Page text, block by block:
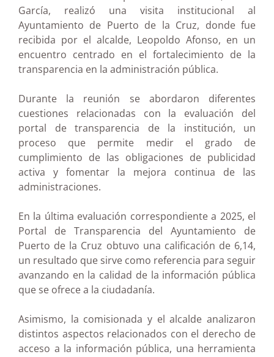
García, realizó una visita institucional al
Ayuntamiento de Puerto de la Cruz, donde fue
recibida por el alcalde, Leopoldo Afonso, en un
encuentro centrado en el fortalecimiento de la
transparencia en la administración pública.
Durante la reunión se abordaron diferentes
cuestiones relacionadas con la evaluación del
portal de transparencia de la institución, un
proceso que permite medir el grado de
cumplimiento de las obligaciones de publicidad
activa y fomentar la mejora continua de las
administraciones.
En la última evaluación correspondiente a 2025, el
Portal de Transparencia del Ayuntamiento de
Puerto de la Cruz obtuvo una calificación de 6,14,
un resultado que sirve como referencia para seguir
avanzando en la calidad de la información pública
que se ofrece a la ciudadanía.
Asimismo, la comisionada y el alcalde analizaron
distintos aspectos relacionados con el derecho de
acceso a la información pública, una herramienta